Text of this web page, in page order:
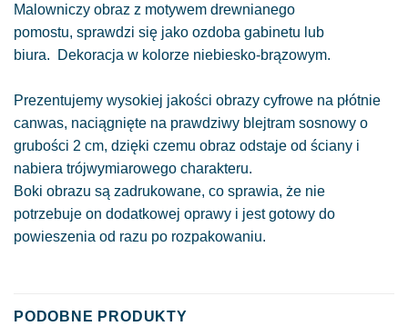
Malowniczy obraz z motywem drewnianego
pomostu, sprawdzi się jako ozdoba gabinetu lub
biura. Dekoracja w kolorze niebiesko-brązowym.
Prezentujemy wysokiej jakości obrazy cyfrowe na płótnie
canwas, naciągnięte na prawdziwy blejtram sosnowy o
grubości 2 cm, dzięki czemu obraz odstaje od ściany i
nabiera trójwymiarowego charakteru.
Boki obrazu są zadrukowane, co sprawia, że nie
potrzebuje on dodatkowej oprawy i jest gotowy do
powieszenia od razu po rozpakowaniu.
PODOBNE PRODUKTY